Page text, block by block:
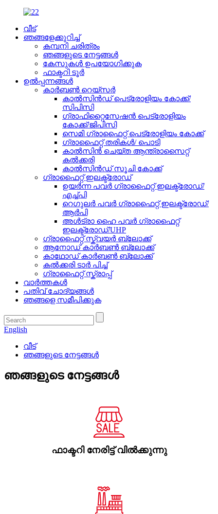
വീട്
ഞങ്ങളേക്കുറിച്ച്
കമ്പനി ചരിത്രം
ഞങ്ങളുടെ നേട്ടങ്ങൾ
കേസുകൾ ഉപയോഗിക്കുക
ഫാക്ടറി ടൂർ
ഉൽപ്പന്നങ്ങൾ
കാർബൺ റെയ്‌സർ
കാൽസിൻഡ് പെട്രോളിയം കോക്ക്/
സിപിസി
ഗ്രാഫിറ്റൈസേഷൻ പെട്രോളിയം
കോക്ക്/ജിപിസി
സെമി ഗ്രാഫൈറ്റ് പെട്രോളിയം കോക്ക്
ഗ്രാഫൈറ്റ് തരികൾ/ പൊടി
കാൽസിൻ ചെയ്ത ആന്ത്രാസൈറ്റ്
കൽക്കരി
കാൽസിൻഡ് സൂചി കോക്ക്
ഗ്രാഫൈറ്റ് ഇലക്ട്രോഡ്
ഉയർന്ന പവർ ഗ്രാഫൈറ്റ് ഇലക്ട്രോഡ്/
എച്ച്പി
റെഗുലർ പവർ ഗ്രാഫൈറ്റ് ഇലക്ട്രോഡ്/
ആർപി
അൾട്രാ ഹൈ പവർ ഗ്രാഫൈറ്റ്
ഇലക്ട്രോഡ്/UHP
ഗ്രാഫൈറ്റ് സ്ക്വയർ ബ്ലോക്ക്
ആനോഡ് കാർബൺ ബ്ലോക്ക്
കാഥോഡ് കാർബൺ ബ്ലോക്ക്
കൽക്കരി ടാർ പിച്ച്
ഗ്രാഫൈറ്റ് സ്ക്രാപ്പ്
വാർത്തകൾ
പതിവ് ചോദ്യങ്ങൾ
ഞങ്ങളെ സമീപിക്കുക
English
വീട്
ഞങ്ങളുടെ നേട്ടങ്ങൾ
ഞങ്ങളുടെ നേട്ടങ്ങൾ
ഫാക്ടറി നേരിട്ട് വിൽക്കുന്നു